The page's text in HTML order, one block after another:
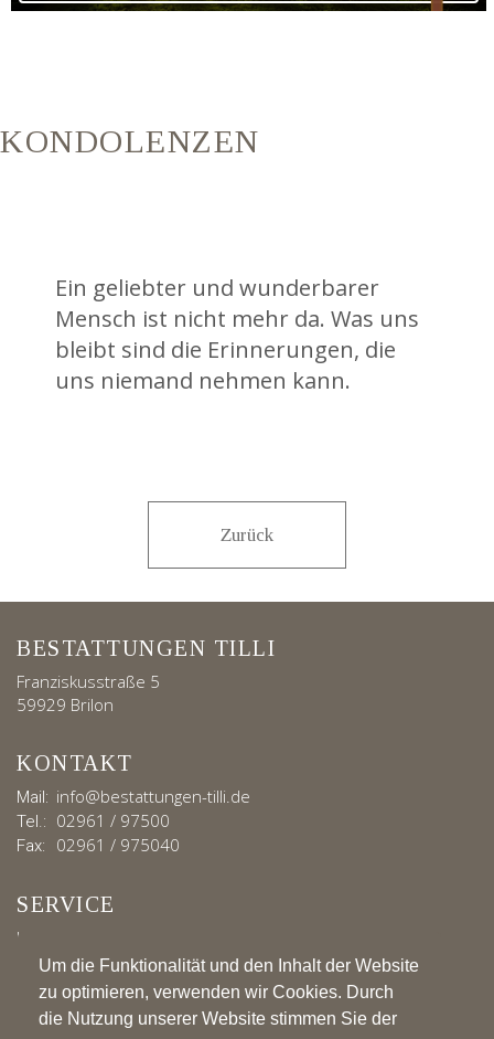
Um die Funktionalität und den Inhalt der Website
zu optimieren, verwenden wir Cookies. Durch
die Nutzung unserer Website stimmen Sie der
KONDOLENZEN
Ein geliebter und wunderbarer
Mensch ist nicht mehr da. Was uns
bleibt sind die Erinnerungen, die
uns niemand nehmen kann.
Zurück
BESTATTUNGEN TILLI
Franziskusstraße 5
59929 Brilon
KONTAKT
Mail: info@bestattungen-tilli.de
Tel.: 02961 / 97500
Fax: 02961 / 975040
SERVICE
Kontakt
Impressum
Datenschutz